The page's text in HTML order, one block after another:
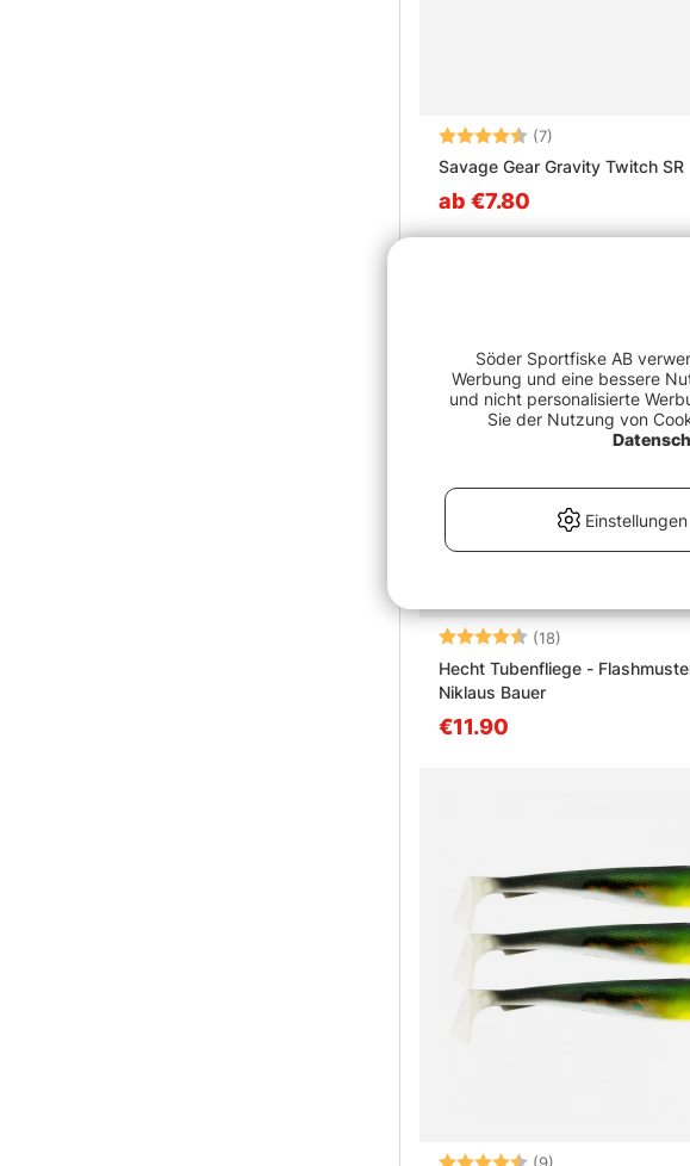
Bewertung: (7)
Savage Gear Gravity Twitch SR
ab €7.80
Bewertung: (18)
Hecht Tubenfliege -
Niklaus Bauer
€11.90
Söder Sportfiske AB
Werbung und eine bessere
und nicht personalisierte
Sie der Nutzung von
Einstellungen